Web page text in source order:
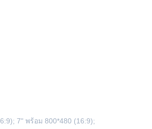
7" พร้อม 800*480 (16:9);